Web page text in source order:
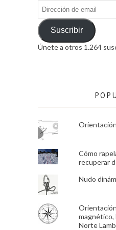
Dirección
de
emailSuscribir
Únete a otros 1.264
Cómo
recuperar
Nudo
Norte